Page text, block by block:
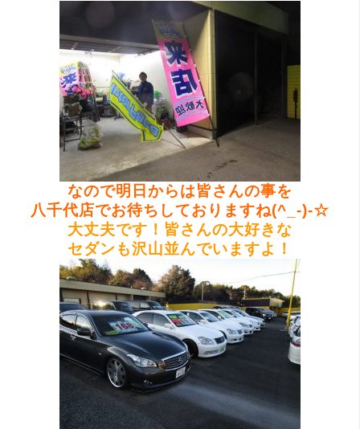
なので明日からは皆さんの事を
八千代店でお待ちしておりますね(^_-)-☆
大丈夫です！皆さんの大好きな
セダンも沢山並んでいますよ！